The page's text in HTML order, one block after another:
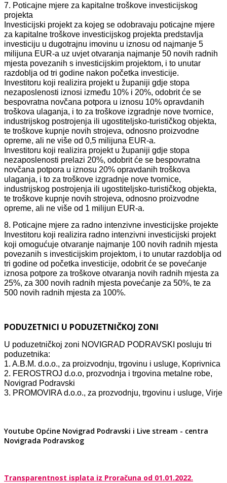
7. Poticajne mjere za kapitalne troškove investicijskog
projekta
Investicijski projekt za kojeg se odobravaju poticajne mjere
za kapitalne troškove investicijskog projekta predstavlja
investiciju u dugotrajnu imovinu u iznosu od najmanje 5
milijuna EUR-a uz uvjet otvaranja najmanje 50 novih radnih
mjesta povezanih s investicijskim projektom, i to unutar
razdoblja od tri godine nakon početka investicije.
Investitoru koji realizira projekt u županiji gdje stopa
nezaposlenosti iznosi između 10% i 20%, odobrit će se
bespovratna novčana potpora u iznosu 10% opravdanih
troškova ulaganja, i to za troškove izgradnje nove tvornice,
industrijskog postrojenja ili ugostiteljsko-turističkog objekta,
te troškove kupnje novih strojeva, odnosno proizvodne
opreme, ali ne više od 0,5 milijuna EUR-a.
Investitoru koji realizira projekt u županiji gdje stopa
nezaposlenosti prelazi 20%, odobrit će se bespovratna
novčana potpora u iznosu 20% opravdanih troškova
ulaganja, i to za troškove izgradnje nove tvornice,
industrijskog postrojenja ili ugostiteljsko-turističkog objekta,
te troškove kupnje novih strojeva, odnosno proizvodne
opreme, ali ne više od 1 milijun EUR-a.
8. Poticajne mjere za radno intenzivne investicijske projekte
Investitoru koji realizira radno intenzivni investicijski projekt
koji omogućuje otvaranje najmanje 100 novih radnih mjesta
povezanih s investicijskim projektom, i to unutar razdoblja od
tri godine od početka investicije, odobrit će se povećanje
iznosa potpore za troškove otvaranja novih radnih mjesta za
25%, za 300 novih radnih mjesta povećanje za 50%, te za
500 novih radnih mjesta za 100%.
PODUZETNICI U PODUZETNIČKOJ ZONI
U poduzetničkoj zoni NOVIGRAD PODRAVSKI posluju tri
poduzetnika:
1. A.B.M. d.o.o., za proizvodnju, trgovinu i usluge, Koprivnica
2. FEROSTROJ d.o.o, prozvodnja i trgovina metalne robe,
Novigrad Podravski
3. PROMOVIRA d.o.o., za prozvodnju, trgovinu i usluge, Virje
Youtube Općine Novigrad Podravski i Live stream - centra
Novigrada Podravskog
Transparentnost isplata iz Proračuna od 01.01.2022.